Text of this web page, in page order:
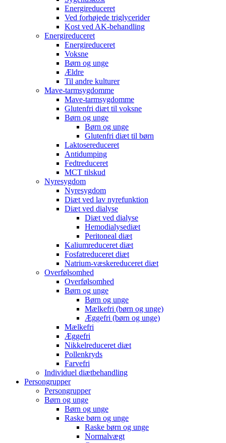
Energireduceret
Ved forhøjede triglycerider
Kost ved AK-behandling
Energireduceret
Energireduceret
Voksne
Børn og unge
Ældre
Til andre kulturer
Mave-tarmsygdomme
Mave-tarmsygdomme
Glutenfri diæt til voksne
Børn og unge
Børn og unge
Glutenfri diæt til børn
Laktosereduceret
Antidumping
Fedtreduceret
MCT tilskud
Nyresygdom
Nyresygdom
Diæt ved lav nyrefunktion
Diæt ved dialyse
Diæt ved dialyse
Hemodialysediæt
Peritoneal diæt
Kaliumreduceret diæt
Fosfatreduceret diæt
Natrium-væskereduceret diæt
Overfølsomhed
Overfølsomhed
Børn og unge
Børn og unge
Mælkefri (børn og unge)
Æggefri (børn og unge)
Mælkefri
Æggefri
Nikkelreduceret diæt
Pollenkryds
Farvefri
Individuel diætbehandling
Persongrupper
Persongrupper
Børn og unge
Børn og unge
Raske børn og unge
Raske børn og unge
Normalvægt